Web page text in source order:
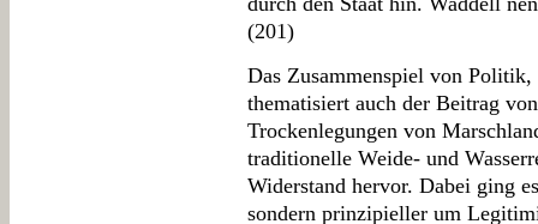
(201)
Das Zusammenspiel von Politik,
thematisiert auch der Beitrag
Trockenlegungen von
traditionelle Weide- und
Widerstand hervor. Dabei ging
sondern prinzipieller um